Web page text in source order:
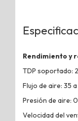
Rendimiento y
TDP soportado:
Flujo de aire: 35
Presión de aire:
Velocidad del